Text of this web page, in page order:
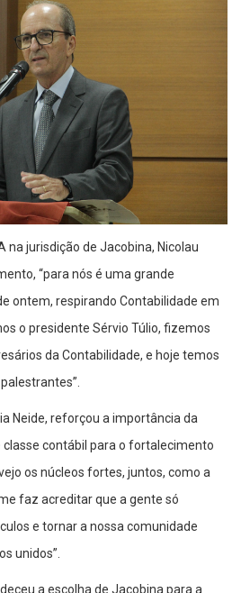
na jurisdição de Jacobina, Nicolau
“para nós é uma grande
ontem, respirando Contabilidade em
o presidente Sérvio Túlio, fizemos
da Contabilidade, e hoje temos
Neide, reforçou a importância da
contábil para o fortalecimento
os núcleos fortes, juntos, como a
faz acreditar que a gente só
e tornar a nossa comunidade
unidos”.
a escolha de Jacobina para a